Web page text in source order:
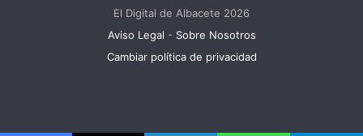
El Digital de Albacete 2026
Aviso Legal - Sobre Nosotros
Cambiar política de privacidad